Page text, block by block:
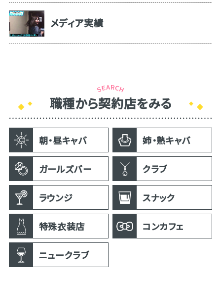
メディア実績
職種から契約店をみる
朝・昼キャバ 姉・熟キャバ
ガールズバー クラブ
ラウンジ スナック
特殊衣装店 コンカフェ
ニュークラブ